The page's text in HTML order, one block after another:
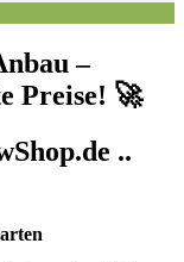
–
Preise! 🚀
..